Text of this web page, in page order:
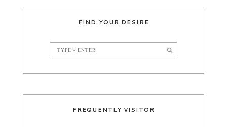
FIND YOUR DESIRE
FREQUENTLY VISITOR